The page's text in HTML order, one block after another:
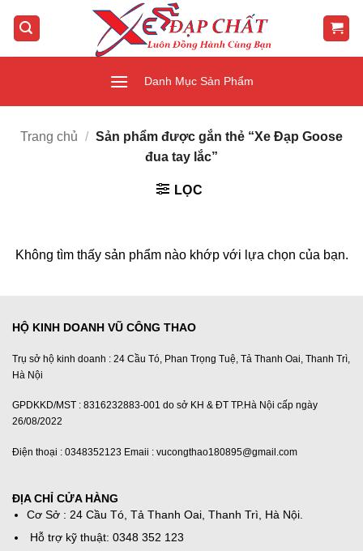
qua
Danh Mục Sản Phẩm
Trang chủ / Sản phẩm được gắn thẻ “Xe Đạp Goose
đua tay lắc”
LỌC
Không tìm thấy sản phẩm nào khớp với lựa chọn của bạn.
HỘ KINH DOANH VŨ CÔNG THAO
Trụ sở hộ kinh doanh : 24 Cầu Tó, Phan Trọng Tuệ, Tả Thanh Oai, Thanh Trì,
Hà Nội
GPDKKD/MST : 8316232883-001 do sở KH & ĐT TP.Hà Nội cấp ngày
26/08/2022
Điện thoại : 0348352123 Emaii : vucongthao180895@gmail.com
ĐỊA CHỈ CỬA HÀNG
Cơ Sở : 24 Cầu Tó, Tả Thanh Oai, Thanh Trì, Hà Nội.
Hỗ trợ kỹ thuật: 0348 352 123